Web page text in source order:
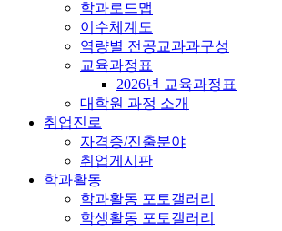
학과로드맵
이수체계도
역량별 전공교과과구성
교육과정표
2026년 교육과정표
대학원 과정 소개
취업진로
자격증/진출분야
취업게시판
학과활동
학과활동 포토갤러리
학생활동 포토갤러리